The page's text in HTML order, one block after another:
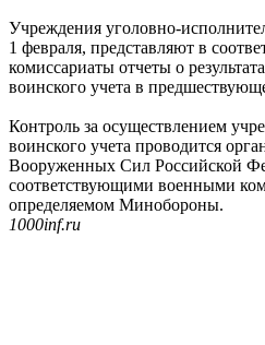
Учреждения уголовно-
1 февраля, представляют в
комиссариаты отчеты о
воинского учета в
Контроль за осуществлением
воинского учета проводится
Вооруженных Сил Российской
соответствующими военными
определяемом Минобороны.
1000inf.ru